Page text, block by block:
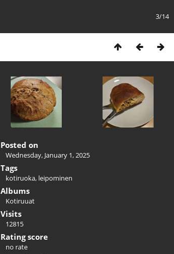
3/14
Posted on
Wednesday, January 1, 2025
Tags
kotiruoka, leipominen
Albums
Kotiruuat
Visits
12815
Rating score
no rate